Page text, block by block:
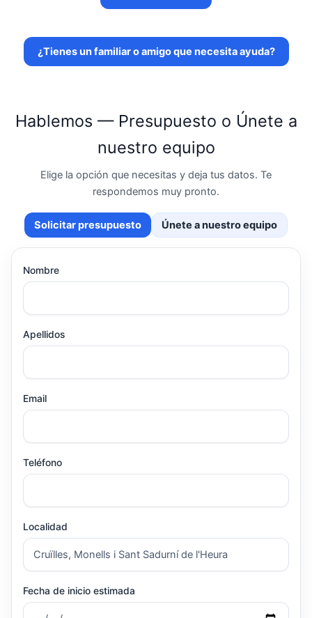
¿Tienes un familiar o amigo que necesita ayuda?
Hablemos — Presupuesto o Únete a
nuestro equipo
Elige la opción que necesitas y deja tus datos. Te
respondemos muy pronto.
Solicitar presupuesto Únete a nuestro equipo
Nombre
Apellidos
Email
Teléfono
Localidad
Fecha de inicio estimada